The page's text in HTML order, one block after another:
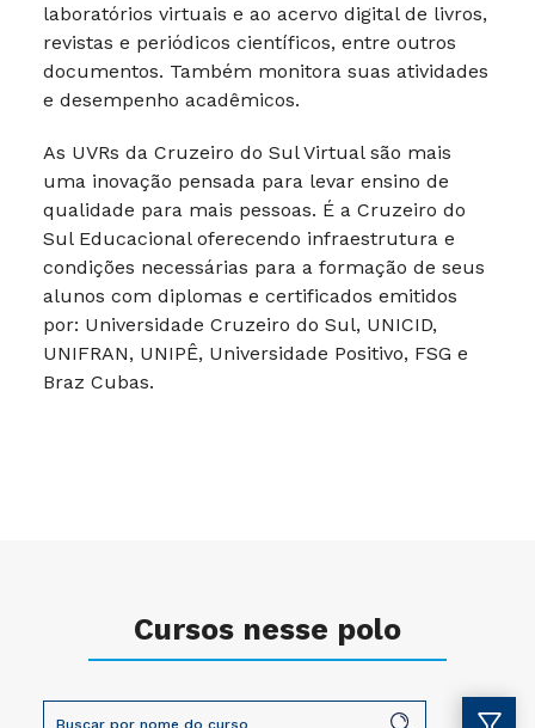
laboratórios virtuais e ao acervo digital de livros,
revistas e periódicos científicos, entre outros
documentos. Também monitora suas atividades
e desempenho acadêmicos.
As UVRs da Cruzeiro do Sul Virtual são mais
uma inovação pensada para levar ensino de
qualidade para mais pessoas. É a Cruzeiro do
Sul Educacional oferecendo infraestrutura e
condições necessárias para a formação de seus
alunos com diplomas e certificados emitidos
por: Universidade Cruzeiro do Sul, UNICID,
UNIFRAN, UNIPÊ, Universidade Positivo, FSG e
Braz Cubas.
Cursos nesse polo